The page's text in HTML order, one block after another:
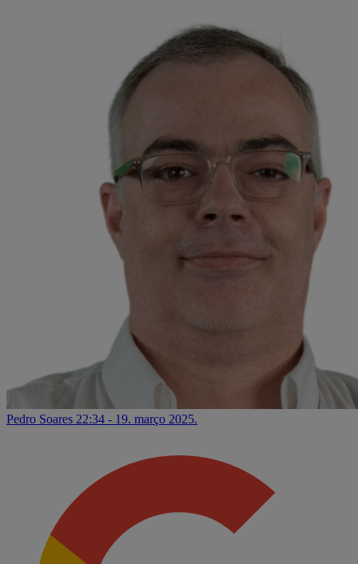
Pedro Soares 22:34 - 19. março 2025.